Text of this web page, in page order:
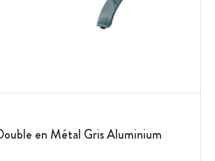
en Métal Gris Aluminium